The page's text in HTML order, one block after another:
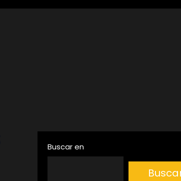
Buscar en